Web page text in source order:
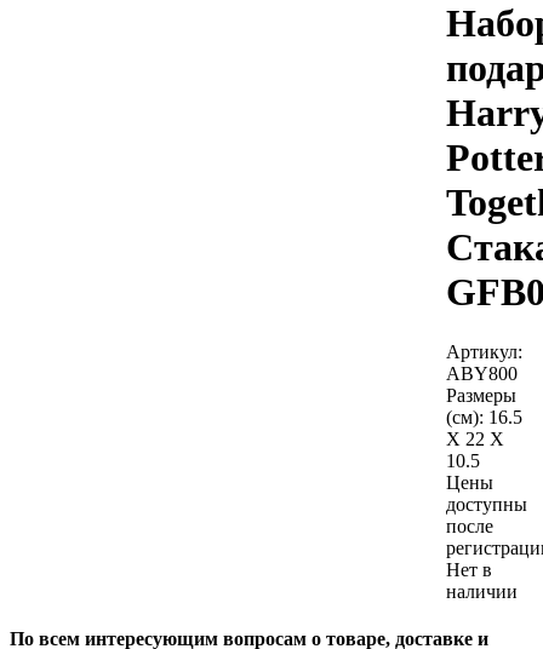
Артикул:
ABY800
Размеры
(см): 16.5
X 22 X
10.5
Цены
доступны
после
Нет в
наличии
По всем интересующим вопросам о товаре, доставке и